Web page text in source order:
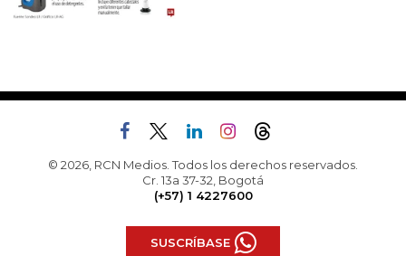
© 2026, RCN Medios. Todos los derechos reservados.
Cr. 13a 37-32, Bogotá
(+57) 1 4227600
SUSCRÍBASE